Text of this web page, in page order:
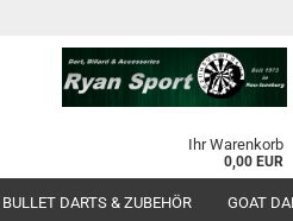
Ihr Warenkorb
0,00 EUR
BULLET DARTS & ZUBEHÖR GOAT